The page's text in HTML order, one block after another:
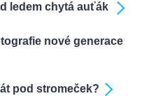
ledem chytá auťák
nové generace
pod stromeček?